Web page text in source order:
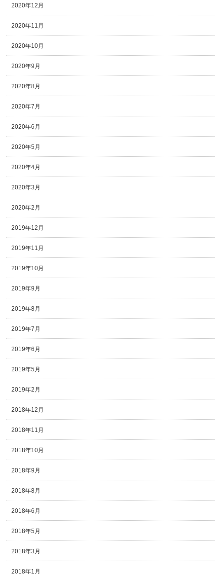
2020年12月
2020年11月
2020年10月
2020年9月
2020年8月
2020年7月
2020年6月
2020年5月
2020年4月
2020年3月
2020年2月
2019年12月
2019年11月
2019年10月
2019年9月
2019年8月
2019年7月
2019年6月
2019年5月
2019年2月
2018年12月
2018年11月
2018年10月
2018年9月
2018年8月
2018年6月
2018年5月
2018年3月
2018年1月